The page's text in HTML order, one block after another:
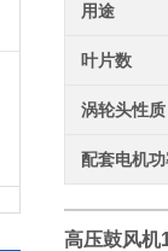
用途
叶片数
涡轮头性质
配套电机
高压鼓风机